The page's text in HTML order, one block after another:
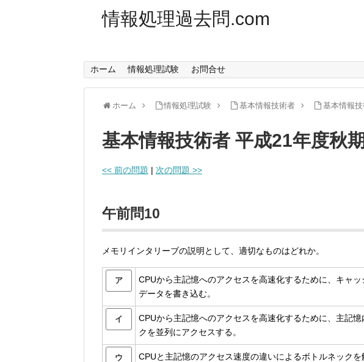
情報処理過去問.com
ホーム 情報処理試験 お問合せ
ホーム 情報処理試験 基本情報技術者 基本情報
基本情報技術者 平成21年度秋
<< 前の問題 | 次の問題 >>
午前問10
メモリインタリーブの説明として、適切なものはどれか。
ア
CPUから主記憶へのアクセスを高速化するために、キャ
データを書き込む。
イ
CPUから主記憶へのアクセスを高速化するために、主記
クを並列にアクセスする。
ウ
CPUと主記憶のアクセス速度の違いによるボトルネック